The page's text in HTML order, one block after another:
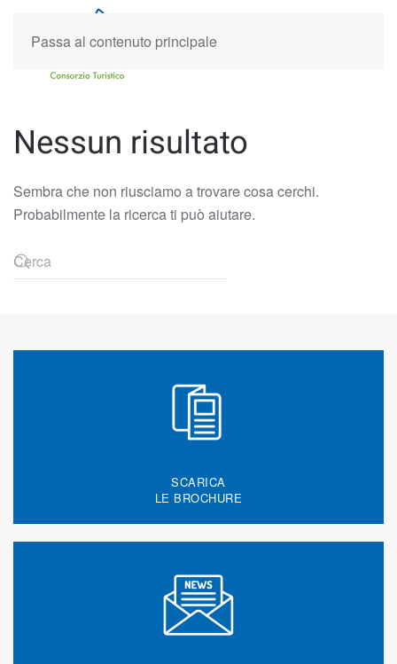
Passa al contenuto principale
Nessun risultato
Sembra che non riusciamo a trovare cosa cerchi.
Probabilmente la ricerca ti può aiutare.
SCARICA
LE BROCHURE